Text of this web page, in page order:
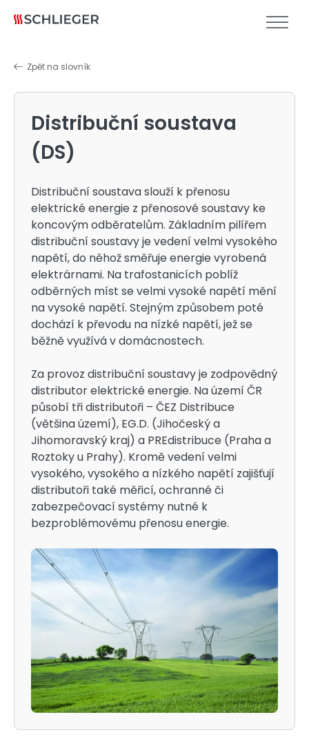
Zpět na slovník
Distribuční soustava
(DS)
Distribuční soustava slouží k přenosu
elektrické energie z přenosové soustavy ke
koncovým odběratelům. Základním pilířem
distribuční soustavy je vedení velmi vysokého
napětí, do něhož směřuje energie vyrobená
elektrárnami. Na trafostanicích poblíž
odběrných míst se velmi vysoké napětí mění
na vysoké napětí. Stejným způsobem poté
dochází k převodu na nízké napětí, jež se
běžně využívá v domácnostech.
Za provoz distribuční soustavy je zodpovědný
distributor elektrické energie. Na území ČR
působí tři distributoři – ČEZ Distribuce
(většina území), EG.D. (Jihočeský a
Jihomoravský kraj) a PREdistribuce (Praha a
Roztoky u Prahy). Kromě vedení velmi
vysokého, vysokého a nízkého napětí zajišťují
distributoři také měřicí, ochranné či
zabezpečovací systémy nutné k
bezproblémovému přenosu energie.